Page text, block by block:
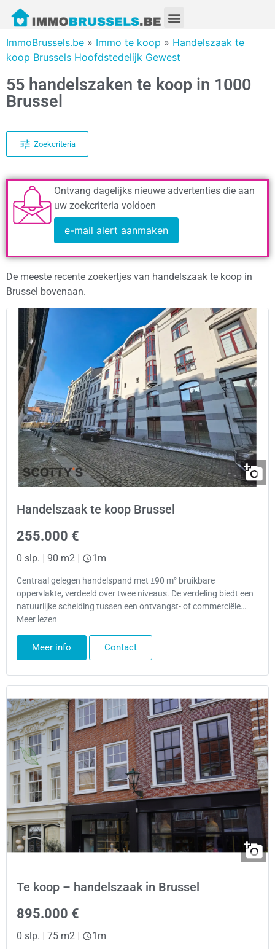
ImmoBrussels.be » Immo te koop » Handelszaak te
koop Brussels Hoofdstedelijk Gewest
55 handelszaken te koop in 1000
Brussel
Zoekcriteria
Ontvang dagelijks nieuwe advertenties die aan
uw zoekcriteria voldoen
e-mail alert aanmaken
De meeste recente zoekertjes van handelszaak te koop in
Brussel bovenaan.
Handelszaak te koop Brussel
255.000 €
0 slp. | 90 m2 | 1m
Centraal gelegen handelspand met ±90 m² bruikbare
oppervlakte, verdeeld over twee niveaus. De verdeling biedt een
natuurlijke scheiding tussen een ontvangst- of commerciële…
Meer lezen
Meer info Contact
Te koop – handelszaak in Brussel
895.000 €
0 slp. | 75 m2 | 1m